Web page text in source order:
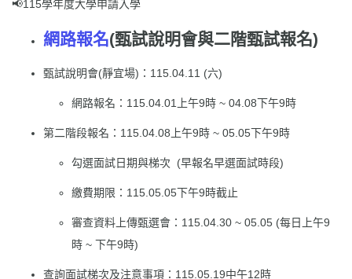
📢115學年度大學申請入學
網路報名(甄試說明會與二階甄試報名)
甄試說明會(靜宜場)：115.04.11 (六)
網路報名：115.04.01上午9時 ~ 04.08下午9時
第二階段報名：115.04.08上午9時 ~ 05.05下午9時
勾選面試日期與梯次 (早報名早選面試時段)
繳費期限：115.05.05下午9時截止
審查資料上傳甄選會：115.04.30 ~ 05.05 (每日上午9
時 ~ 下午9時)
查詢面試梯次及注意事項：115.05.19中午12時